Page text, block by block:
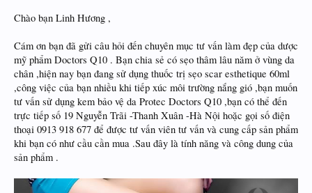
Chào bạn Linh Hương ,
Cám ơn bạn đã gửi câu hỏi đến chuyên mục tư vấn làm đẹp của dược
mỹ phẩm Doctors Q10 . Bạn chia sẻ có sẹo thâm lâu năm ở vùng da
chân ,hiện nay bạn đang sử dụng thuốc trị sẹo scar esthetique 60ml
,công việc của bạn nhiều khi tiếp xúc môi trường nắng gió ,bạn muốn
tư vấn sử dụng kem bảo vệ da Protec Doctors Q10 ,bạn có thể đến
trực tiếp số 19 Nguyễn Trãi -Thanh Xuân -Hà Nội hoặc gọi số điện
thoại 0913 918 677 để được tư vấn viên tư vấn và cung cấp sản phẩm
khi bạn có như cầu cần mua .Sau đây là tính năng và công dung của
sản phẩm .